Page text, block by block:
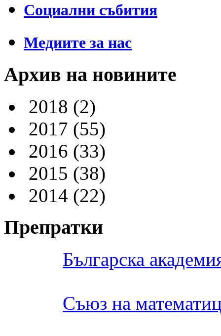
Социални събития
Медиите за нас
Архив на новините
2018 (2)
2017 (55)
2016 (33)
2015 (38)
2014 (22)
Препратки
Българска
Съюз на